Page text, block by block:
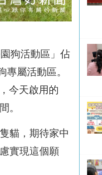
狗活動區」佔
屬活動區。
今天啟用的
。
貓，期待家中
實現這個願